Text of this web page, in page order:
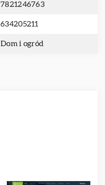
7821246763
634205211
Dom i ogród